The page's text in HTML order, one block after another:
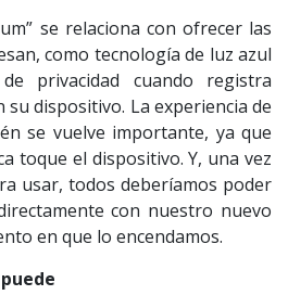
se relaciona con ofrecer las
como tecnología de luz azul
privacidad cuando registra
su dispositivo. La experiencia de
se vuelve importante, ya que
toque el dispositivo. Y, una vez
usar, todos deberíamos poder
con nuestro nuevo
en que lo encendamos.